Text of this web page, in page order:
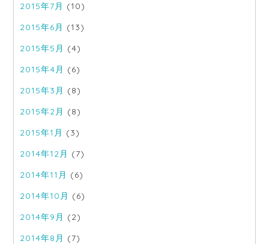
2015年7月 (10)
2015年6月 (13)
2015年5月 (4)
2015年4月 (6)
2015年3月 (8)
2015年2月 (8)
2015年1月 (3)
2014年12月 (7)
2014年11月 (6)
2014年10月 (6)
2014年9月 (2)
2014年8月 (7)